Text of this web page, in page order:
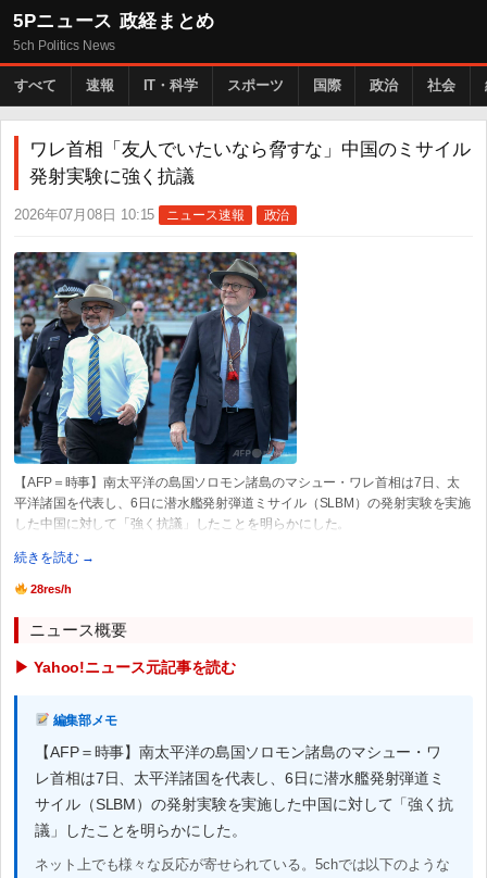
5Pニュース 政経まとめ
5ch Politics News
すべて 速報 IT・科学 スポーツ 国際 政治 社会
ワレ首相「友人でいたいなら脅すな」中国のミサイル
発射実験に強く抗議
2026年07月08日 10:15 ニュース速報 政治
【AFP＝時事】南太平洋の島国ソロモン諸島のマシュー・ワレ首相は7日、太
平洋諸国を代表し、6日に潜水艦発射弾道ミサイル（SLBM）の発射実験を実施
した中国に対して「強く抗議」したことを明らかにした。
続きを読む →
28res/h
ニュース概要
▶ Yahoo!ニュース元記事を読む
編集部メモ
【AFP＝時事】南太平洋の島国ソロモン諸島のマシュー・ワ
レ首相は7日、太平洋諸国を代表し、6日に潜水艦発射弾道ミ
サイル（SLBM）の発射実験を実施した中国に対して「強く抗
議」したことを明らかにした。
ネット上でも様々な反応が寄せられている。5chでは以下のような